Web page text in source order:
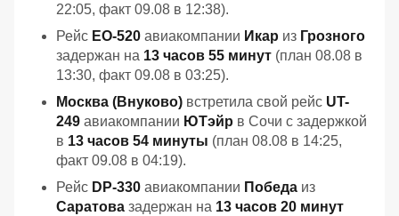
22:05, факт 09.08 в 12:38).
Рейс EO-520 авиакомпании Икар из Грозного
задержан на 13 часов 55 минут (план 08.08 в
13:30, факт 09.08 в 03:25).
Москва (Внуково) встретила свой рейс UT-
249 авиакомпании ЮТэйр в Сочи с задержкой
в 13 часов 54 минуты (план 08.08 в 14:25,
факт 09.08 в 04:19).
Рейс DP-330 авиакомпании Победа из
Саратова задержан на 13 часов 20 минут